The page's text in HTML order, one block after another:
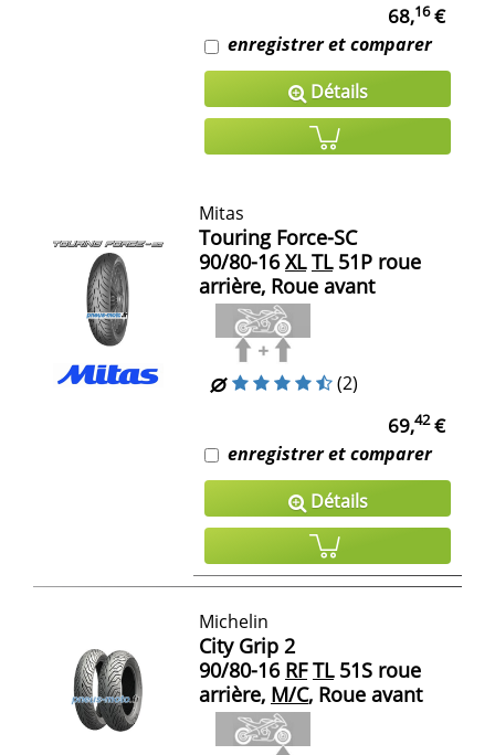
68,16€
enregistrer et comparer
Détails
Mitas
Touring Force-SC
90/80-16 XL TL51P roue
arrière, Roue avant
(2)
69,42€
enregistrer et comparer
Détails
Michelin
City Grip 2
90/80-16 RF TL51S roue
arrière, M/C, Roue avant